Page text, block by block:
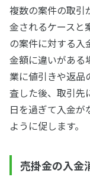
複数の案件の取引
金されるケースと
の案件に対する入
金額に違いがある
業に値引きや返品
査した後、取引先
日を過ぎて入金が
ように促します。
売掛金の入金